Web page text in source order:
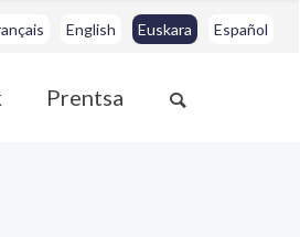
English Euskara Español
Prentsa